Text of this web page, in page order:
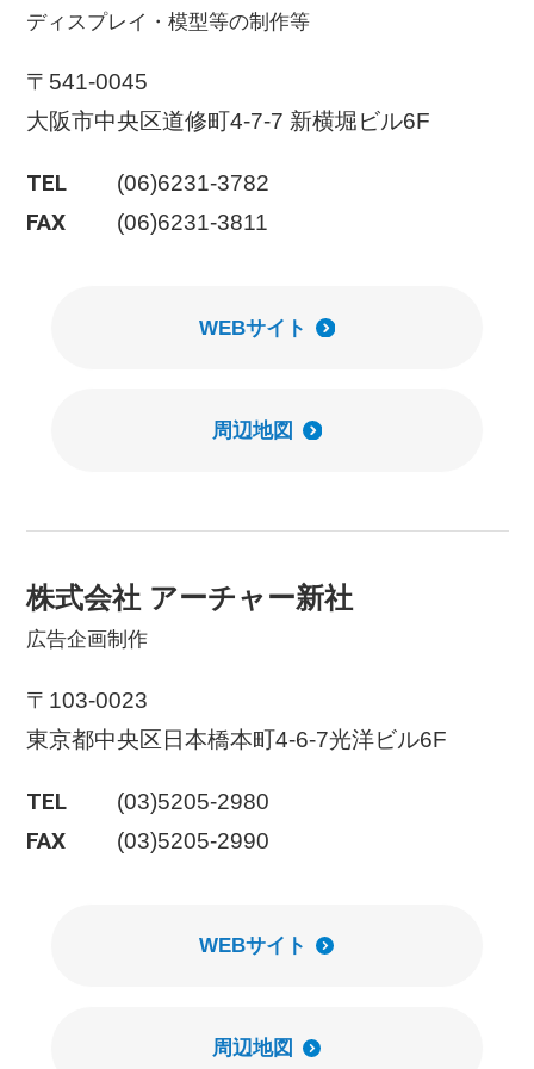
ディスプレイ・模型等の制作等
〒541-0045
大阪市中央区道修町4-7-7 新横堀ビル6F
TEL (06)6231-3782
FAX (06)6231-3811
WEBサイト
周辺地図
株式会社 アーチャー新社
広告企画制作
〒103-0023
東京都中央区日本橋本町4-6-7光洋ビル6F
TEL (03)5205-2980
FAX (03)5205-2990
WEBサイト
周辺地図